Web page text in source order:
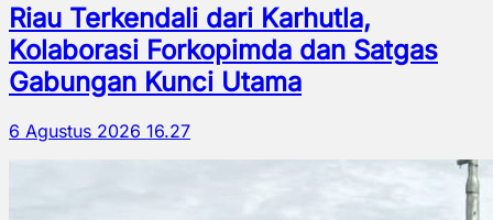
Riau Terkendali dari Karhutla,
Kolaborasi Forkopimda dan Satgas
Gabungan Kunci Utama
6 Agustus 2026 16.27